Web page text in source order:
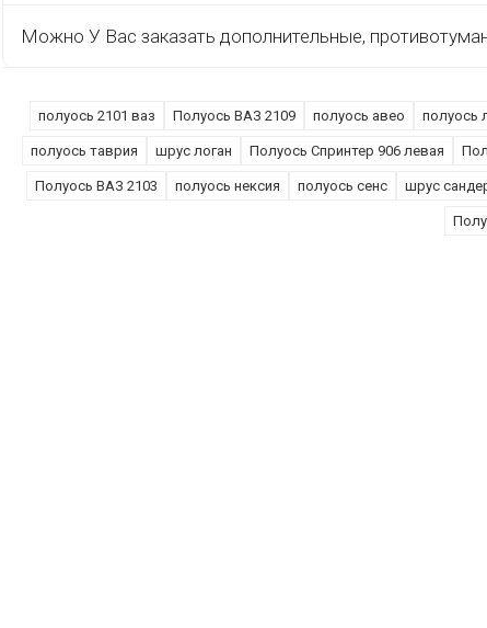
Можно У Вас заказать дополнительные,
полуось 2101 ваз Полуось ВАЗ 2109 полуось авео полуось
полуось таврия шрус логан Полуось Спринтер 906 левая
Полуось ВАЗ 2103 полуось нексия полуось сенс шрус